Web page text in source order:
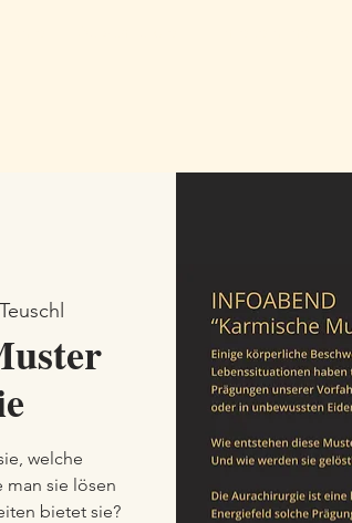
welche
man sie lösen
bietet sie?